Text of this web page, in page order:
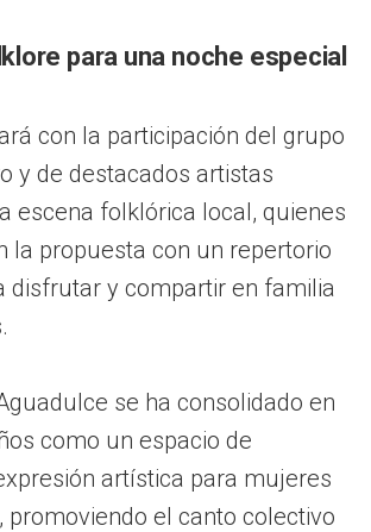
para una noche especial
con la participación del grupo
y de destacados artistas
escena folklórica local, quienes
la propuesta con un repertorio
disfrutar y compartir en familia
se ha consolidado en
como un espacio de
artística para mujeres
promoviendo el canto colectivo